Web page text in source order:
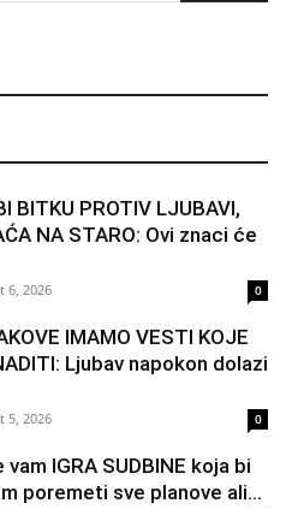
BITKU PROTIV LJUBAVI,
NA STARO: Ovi znaci će
6, 2026 0
IMAMO VESTI KOJE
Ljubav napokon dolazi
5, 2026 0
vam IGRA SUDBINE koja bi
poremeti sve planove ali...